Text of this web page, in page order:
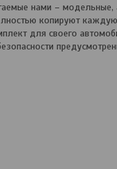
нами – модельные,
копируют
для своего